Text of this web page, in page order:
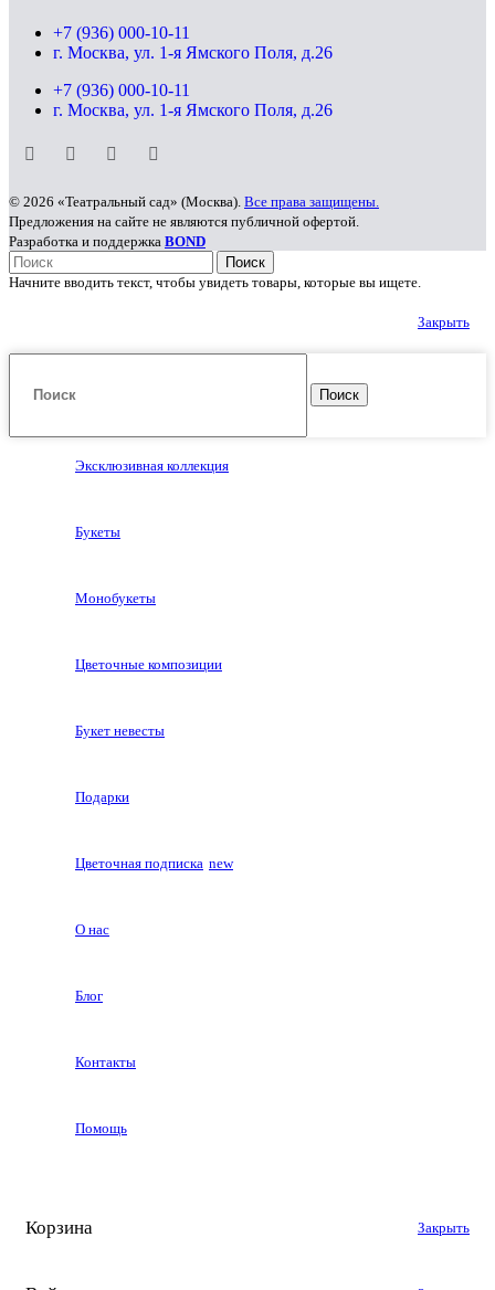
+7 (936) 000-10-11
г. Москва, ул. 1-я Ямского Поля, д.26
+7 (936) 000-10-11
г. Москва, ул. 1-я Ямского Поля, д.26
© 2026 «Театральный сад» (Москва). Все права защищены.
Предложения на сайте не являются публичной офертой.
Разработка и поддержка BOND
Поиск
Начните вводить текст, чтобы увидеть товары, которые вы ищете.
Закрыть
Поиск
Эксклюзивная коллекция
Букеты
Монобукеты
Цветочные композиции
Букет невесты
Подарки
Цветочная подписка new
О нас
Блог
Контакты
Помощь
Корзина Закрыть